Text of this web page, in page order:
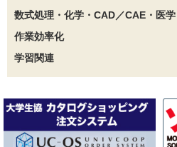
数式処理・化学・CAD／CAE・医
作業効率化
学習関連